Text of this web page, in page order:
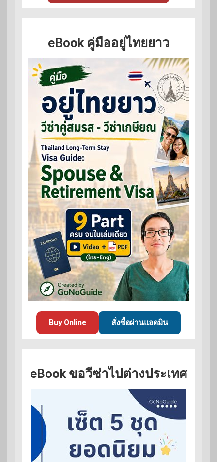
eBook คู่มืออยู่ไทยยาว
Buy Online สั่งซื้อผ่านแอดมิน
eBook ขอวีซ่าไปต่างประเทศ